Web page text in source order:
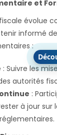
et
évolue
informé
:
: Suivre les
autorités
:
à jour sur